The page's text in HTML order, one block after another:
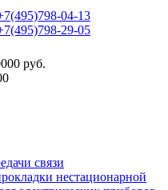
04-13
29-05
руб.
связи
нестационарной